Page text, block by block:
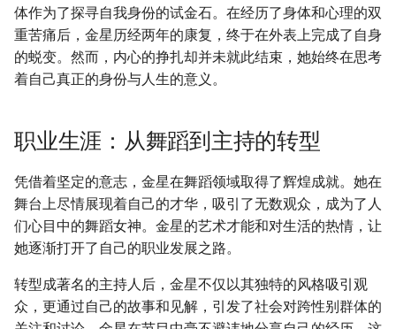
体作为了探寻自我身份的试金石。在经历了身体和心理的双
重苦痛后，金星历经两年的康复，终于在外表上完成了自身
的蜕变。然而，内心的挣扎却并未就此结束，她始终在思考
着自己真正的身份与人生的意义。
职业生涯：从舞蹈到主持的转型
凭借着坚定的意志，金星在舞蹈领域取得了辉煌成就。她在
舞台上尽情展现着自己的才华，吸引了无数观众，成为了人
们心目中的舞蹈女神。金星的艺术才能和对生活的热情，让
她逐渐打开了自己的职业发展之路。
转型成著名的主持人后，金星不仅以其独特的风格吸引观
众，更通过自己的故事和见解，引发了社会对跨性别群体的